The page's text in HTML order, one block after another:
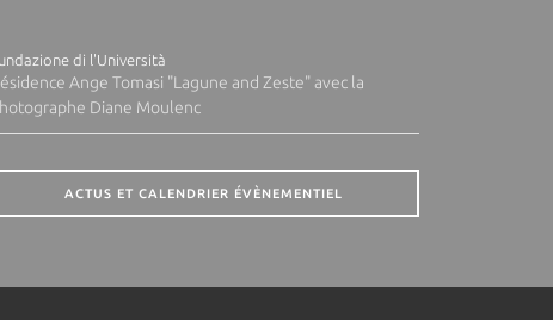
di l'Università
Ange Tomasi "Lagune and Zeste" avec la
Diane Moulenc
ACTUS ET CALENDRIER ÉVÈNEMENTIEL